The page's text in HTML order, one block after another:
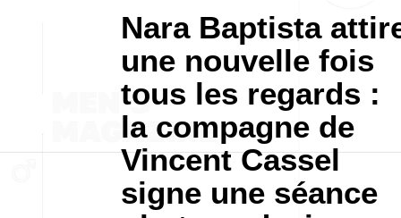
Nara Baptista
une nouvelle fois
tous les regards :
la compagne de
Vincent Cassel
signe une séance